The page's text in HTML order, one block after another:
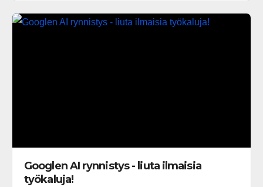
Googlen AI rynnistys - liuta ilmaisia
työkaluja!